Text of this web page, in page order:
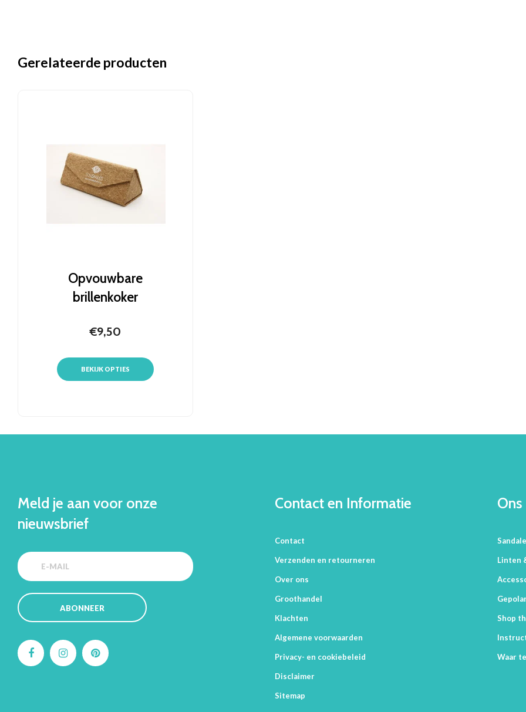
Gerelateerde producten
Opvouwbare
brillenkoker
€9,50
BEKIJK OPTIES
Meld je aan voor onze
nieuwsbrief
ABONNEER
Contact en Informatie
Contact
Verzenden en retourneren
Over ons
Groothandel
Klachten
Algemene voorwaarden
Privacy- en cookiebeleid
Disclaimer
Sitemap
Linten
Shop
Waar